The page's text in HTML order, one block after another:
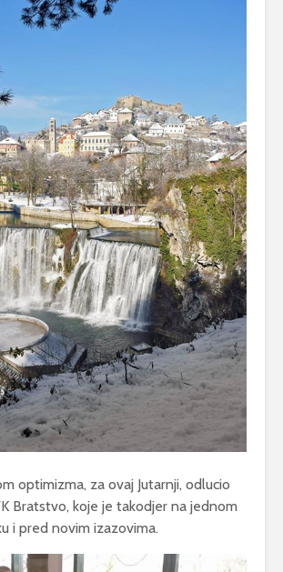
optimizma, za ovaj Jutarnji, odlucio
Bratstvo, koje je takodjer na jednom
i pred novim izazovima.